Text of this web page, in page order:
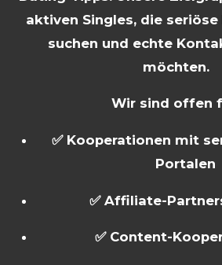
aktiven Singles, die
suchen und echte
möchten.
Wir sind offen
✅ Kooperationen mit
Portalen
✅ Affiliate-
✅ Content-